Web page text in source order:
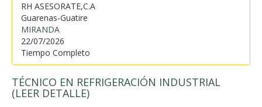
RH ASESORATE,C.A
Guarenas-Guatire
MIRANDA
22/07/2026
Tiempo Completo
TÉCNICO EN REFRIGERACIÓN INDUSTRIAL
(LEER DETALLE)